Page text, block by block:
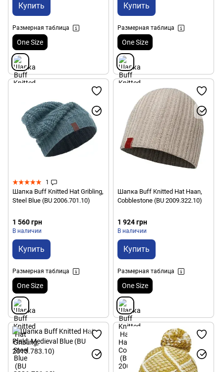
Купить
Размерная таблица
One Size
Купить
Размерная таблица
One Size
1
Шапка Buff Knitted Hat Gribling,
Steel Blue (BU 2006.701.10)
1 560 грн
В наличии
Купить
Размерная таблица
One Size
Шапка Buff Knitted Hat Haan,
Cobblestone (BU 2009.322.10)
1 924 грн
В наличии
Купить
Размерная таблица
One Size